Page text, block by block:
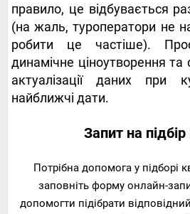
правило, це відбувається
(на жаль, туроператори не
робити це частіше).
динамічне ціноутворення
актуалізації даних при
найближчі дати.
Запит на
Потрібна допомога у підборі
заповніть форму онлайн-
допомогти підібрати